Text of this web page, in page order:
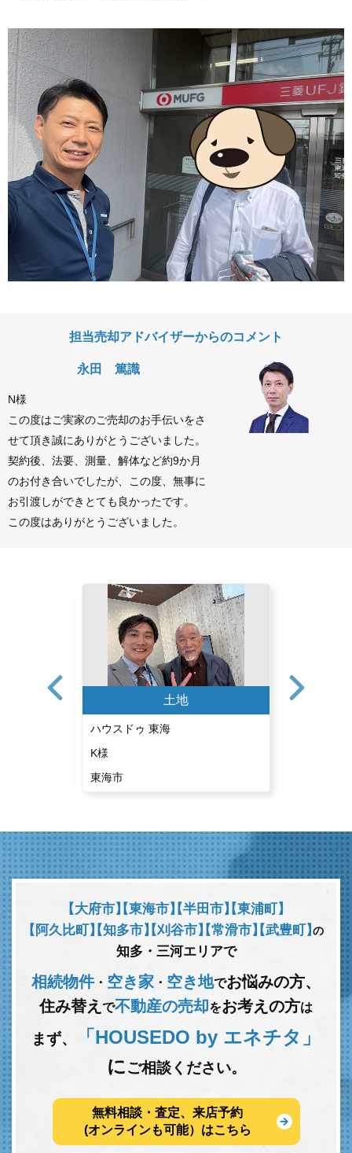
担当売却アドバイザーからのコメント
永田 篤識
N様
この度はご実家のご売却のお手伝いをさ
せて頂き誠にありがとうございました。
契約後、法要、測量、解体など約9か月
のお付き合いでしたが、この度、無事に
お引渡しができとても良かったです。
この度はありがとうございました。
土地
ハウスドゥ 東海
K様
東海市
【大府市】【東海市】【半田市】【東浦町】
【阿久比町】【知多市】【刈谷市】【常滑市】【武豊町】の
知多・三河エリアで
相続物件･ 空き家 ･ 空き地でお悩みの方、
住み替え で不動産の売却をお考えの方は
まず、
「HOUSEDO by エネチタ」
にご相談ください。
無料相談・査定、来店予約
(オンラインも可能）はこちら